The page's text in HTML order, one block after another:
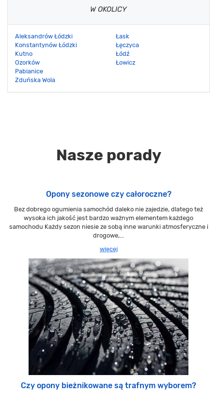
W OKOLICY
Aleksandrów Łódzki
Konstantynów Łódzki
Kutno
Ozorków
Pabianice
Zduńska Wola
Łask
Łęczyca
Łódź
Łowicz
Nasze porady
Opony sezonowe czy całoroczne?
Bez dobrego ogumienia samochód daleko nie zajedzie, dlatego też
wysoka ich jakość jest bardzo ważnym elementem każdego
samochodu Każdy sezon niesie ze sobą inne warunki atmosferyczne i
drogowe,...
więcej
Czy opony bieżnikowane są trafnym wyborem?